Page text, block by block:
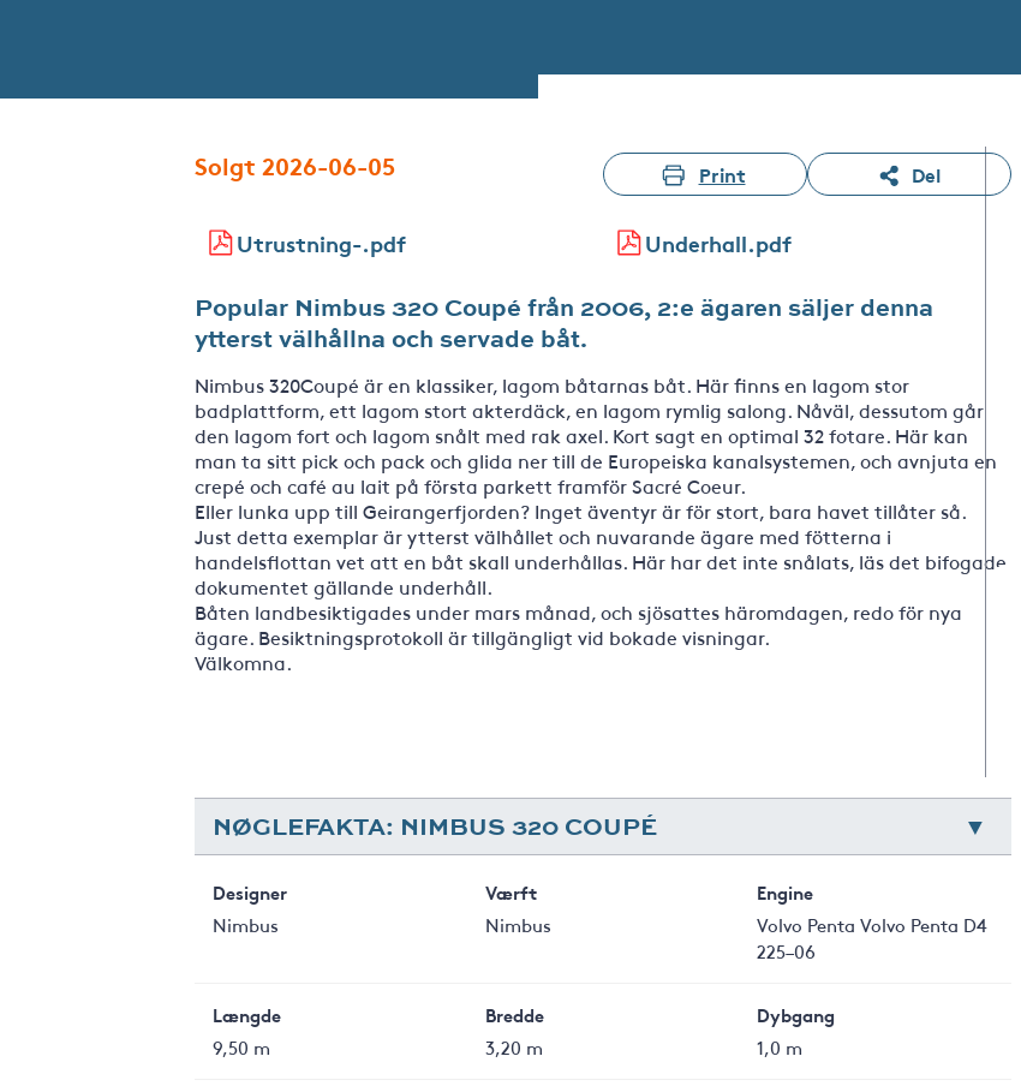
Solgt 2026-06-05 Print Del
Utrustning-.pdf Underhall.pdf
Popular Nimbus 320 Coupé från 2006, 2:e ägaren säljer denna
ytterst välhållna och servade båt.
Nimbus 320Coupé är en klassiker, lagom båtarnas båt. Här finns en lagom stor
badplattform, ett lagom stort akterdäck, en lagom rymlig salong. Nåväl, dessutom går
den lagom fort och lagom snålt med rak axel. Kort sagt en optimal 32 fotare. Här kan
man ta sitt pick och pack och glida ner till de Europeiska kanalsystemen, och avnjuta en
crepé och café au lait på första parkett framför Sacré Coeur.
Eller lunka upp till Geirangerfjorden? Inget äventyr är för stort, bara havet tillåter så.
Just detta exemplar är ytterst välhållet och nuvarande ägare med fötterna i
handelsflottan vet att en båt skall underhållas. Här har det inte snålats, läs det bifogade
dokumentet gällande underhåll.
Båten landbesiktigades under mars månad, och sjösattes häromdagen, redo för nya
ägare. Besiktningsprotokoll är tillgängligt vid bokade visningar.
Välkomna.
NØGLEFAKTA: NIMBUS 320 COUPÉ
Designer
Nimbus
Værft
Nimbus
Engine
Volvo Penta Volvo Penta D4
225–06
Længde
9,50 m
Bredde
3,20 m
Dybgang
1,0 m